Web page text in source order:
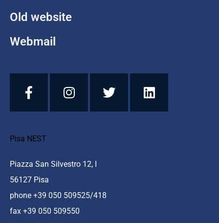
Old website
Webmail
Pisa NEST
Piazza San Silvestro 12, I
56127 Pisa
phone +39 050 509525/418
fax +39 050 509550